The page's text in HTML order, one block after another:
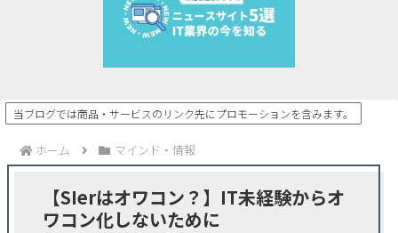
当ブログでは商品・サービスのリンク先にプロモーションを含みます。
ホーム マインド・情報
【SIerはオワコン？】IT未経験からオ
ワコン化しないために